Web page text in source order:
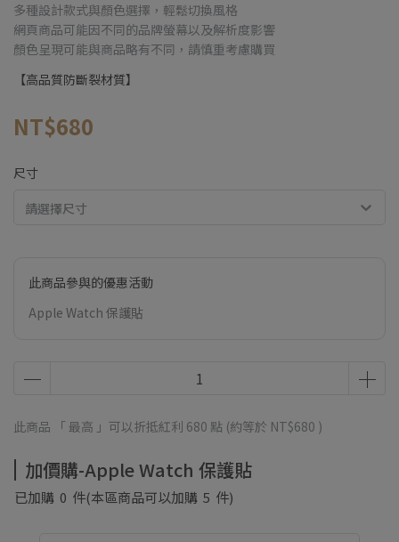
多種設計款式與顏色選擇，輕鬆切換風格
網頁商品可能因不同的品牌螢幕以及解析度影響
顏色呈現可能與商品略有不同，請慎重考慮購買
【高品質防斷裂材質】
NT$680
尺寸
請選擇尺寸
此商品參與的優惠活動
Apple Watch 保護貼
此商品 「 最高 」可以折抵紅利 680 點 (約等於 NT$680 )
加價購-Apple Watch 保護貼
已加購 0 件(本區商品可以加購 5 件)